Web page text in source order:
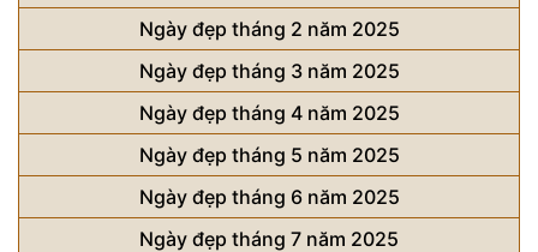
Ngày đẹp tháng 2 năm 2025
Ngày đẹp tháng 3 năm 2025
Ngày đẹp tháng 4 năm 2025
Ngày đẹp tháng 5 năm 2025
Ngày đẹp tháng 6 năm 2025
Ngày đẹp tháng 7 năm 2025